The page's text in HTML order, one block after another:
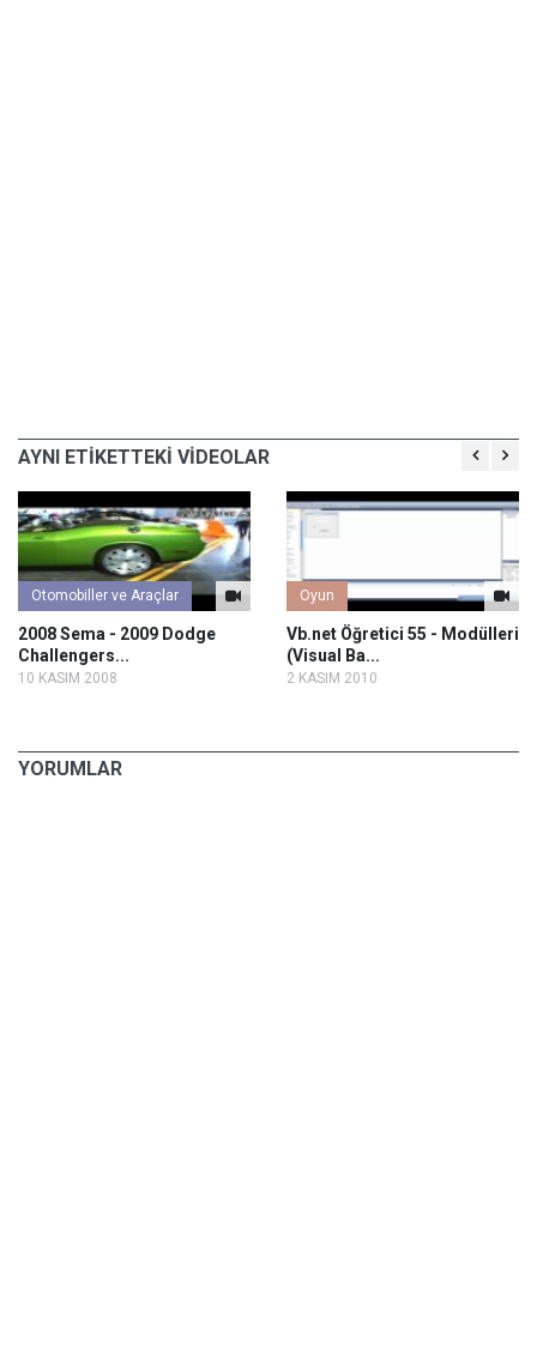
AYNI ETİKETTEKİ VİDEOLAR
Otomobiller ve Araçlar
2008 Sema - 2009 Dodge
Challengers...
10 KASIM 2008
Oyun
Vb.net Öğretici 55 - Modülleri
(Visual Ba...
2 KASIM 2010
YORUMLAR